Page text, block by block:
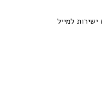
למייל